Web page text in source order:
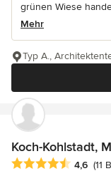
grünen Wiese
Mehr
Typ A.,
Koch-Kohlstadt,
Durchschnittliche
4,6 (11